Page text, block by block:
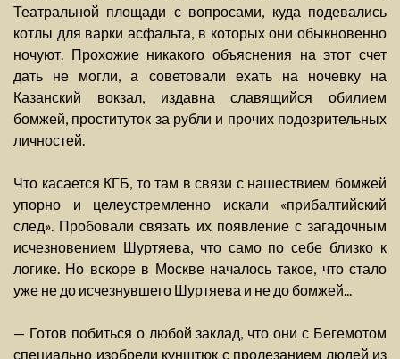
Театральной площади с вопросами, куда подевались
котлы для варки асфальта, в которых они обыкновенно
ночуют. Прохожие никакого объяснения на этот счет
дать не могли, а советовали ехать на ночевку на
Казанский вокзал, издавна славящийся обилием
бомжей, проституток за рубли и прочих подозрительных
личностей.
Что касается КГБ, то там в связи с нашествием бомжей
упорно и целеустремленно искали «прибалтийский
след». Пробовали связать их появление с загадочным
исчезновением Шуртяева, что само по себе близко к
логике. Но вскоре в Москве началось такое, что стало
уже не до исчезнувшего Шуртяева и не до бомжей...
— Готов побиться о любой заклад, что они с Бегемотом
специально изобрели кунштюк с пролезанием людей из